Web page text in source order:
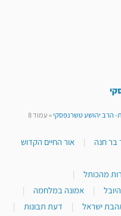
הרב יהושע טשרנפסקי»עמוד 8
בר חנה |
אור החיים הקדוש
מהכותל
|
| אמונה במלחמה
|
ישראל | דעת תבונות
|